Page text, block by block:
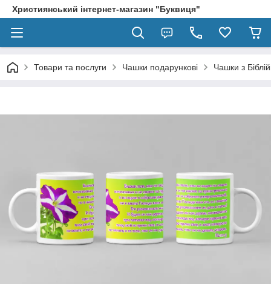
Християнський інтернет-магазин "Буквиця"
Товари та послуги Чашки подарункові Чашки з